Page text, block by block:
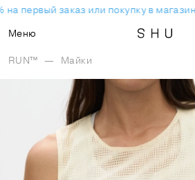
первый заказ или покупку в
Меню
RUN™ — Майки